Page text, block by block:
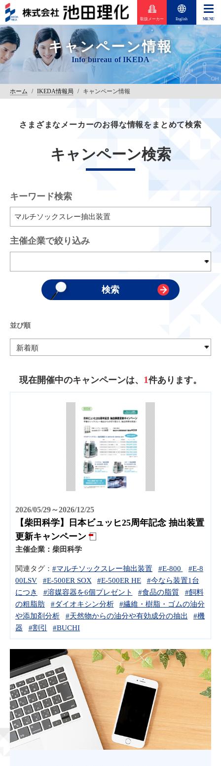
取扱メーカー English
キャンペーン情報
ホーム / IKEDA情報局 / キャンペーン情報
さまざまなメーカーのお得な情報をまとめて検索
キャンペーン検索
キーワード検索
主催企業で絞り込み
並び順
現在開催中のキャンペーンは、 1件あります。
2026/05/29～2026/12/25
【柴田科学】日本ビュッヒ25周年記念 抽出装置
更新キャンペーン
主催企業： 柴田科学
関連タグ： #マルチソックスレー抽出装置 #E-800
#E-8
00LSV
#E-500ER SOX #E-500ER HE
#今なら装置1台
につき
#溶媒容器を6個プレゼント #食品の脂質
#飼料
の粗脂肪
#ダイオキシン分析
#繊維・樹脂・ゴムの油分
や添加剤分析
#天然物からの油分や有効成分の抽出
#機
器
#割引 #BUCHI